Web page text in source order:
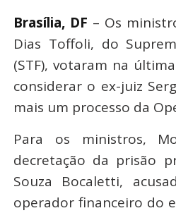
Brasília, DF – Os
Dias Toffoli, do
(STF), votaram na
considerar o ex-juiz
mais um processo da
Para os ministros,
decretação da prisão
Souza Bocaletti,
operador financeiro do